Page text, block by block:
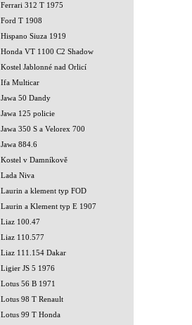
Ferrari 312 T 1975
Ford T 1908
Hispano Siuza 1919
Honda VT 1100 C2 Shadow
Kostel Jablonné nad Orlicí
Ifa Multicar
Jawa 50 Dandy
Jawa 125 policie
Jawa 350 S a Velorex 700
Jawa 884.6
Kostel v Damníkově
Lada Niva
Laurin a klement typ FOD
Laurin a Klement typ E 1907
Liaz 100.47
Liaz 110.577
Liaz 111.154 Dakar
Ligier JS 5 1976
Lotus 56 B 1971
Lotus 98 T Renault
Lotus 99 T Honda